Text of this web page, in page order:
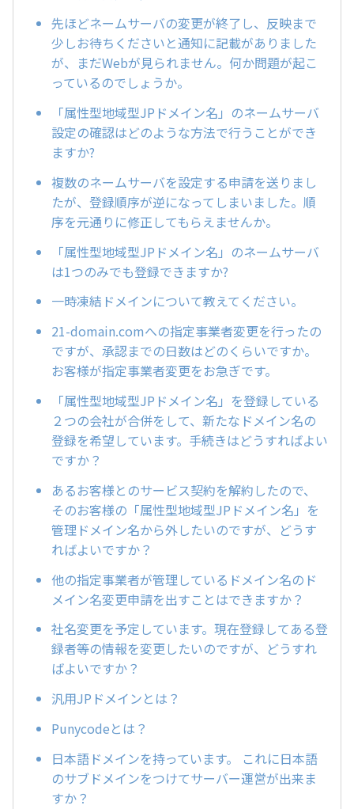
先ほどネームサーバの変更が終了し、反映まで
少しお待ちくださいと通知に記載がありました
が、まだWebが見られません。何か問題が起こ
っているのでしょうか。
「属性型地域型JPドメイン名」のネームサーバ
設定の確認はどのような方法で行うことができ
ますか?
複数のネームサーバを設定する申請を送りまし
たが、登録順序が逆になってしまいました。順
序を元通りに修正してもらえませんか。
「属性型地域型JPドメイン名」のネームサーバ
は1つのみでも登録できますか?
一時凍結ドメインについて教えてください。
21-domain.comへの指定事業者変更を行ったの
ですが、承認までの日数はどのくらいですか。
お客様が指定事業者変更をお急ぎです。
「属性型地域型JPドメイン名」を登録している
２つの会社が合併をして、新たなドメイン名の
登録を希望しています。手続きはどうすればよい
ですか？
あるお客様とのサービス契約を解約したので、
そのお客様の「属性型地域型JPドメイン名」を
管理ドメイン名から外したいのですが、どうす
ればよいですか？
他の指定事業者が管理しているドメイン名のド
メイン名変更申請を出すことはできますか？
社名変更を予定しています。現在登録してある登
録者等の情報を変更したいのですが、どうすれ
ばよいですか？
汎用JPドメインとは？
Punycodeとは？
日本語ドメインを持っています。 これに日本語
のサブドメインをつけてサーバー運営が出来ま
すか？